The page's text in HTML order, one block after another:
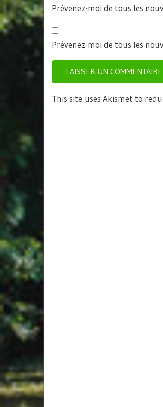
Prévenez-moi de tous les
Prévenez-moi de tous les
This site uses Akismet to